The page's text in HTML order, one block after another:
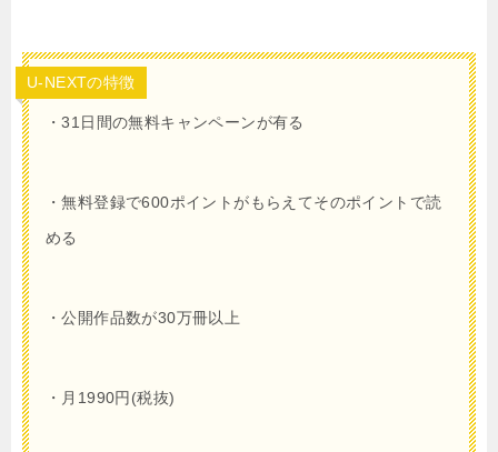
U-NEXTの特徴
・31日間の無料キャンペーンが有る
・無料登録で600ポイントがもらえてそのポイントで読
める
・公開作品数が30万冊以上
・月1990円(税抜)